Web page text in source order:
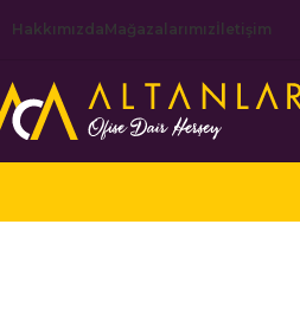
HakkımızdaMağazalarımız İletişim